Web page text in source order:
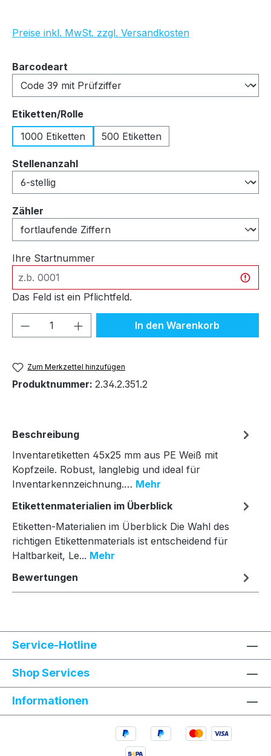
Preise inkl. MwSt. zzgl. Versandkosten
Barcodeart
Etiketten/Rolleauswählen
1000 Etiketten
500 Etiketten
Stellenanzahlauswählen
Zähler
Ihre Startnummer
Das Feld ist ein Pflichtfeld.
Produkt Anzahl: Gib denIn den Warenkorb
Zum Merkzettel hinzufügen
Produktnummer: 2.34.2.351.2
Beschreibung
Inventaretiketten 45x25 mm aus PE Weiß mit
Kopfzeile. Robust, langlebig und ideal für
Inventarkennzeichnung.… Mehr
Etikettenmaterialien im Überblick
Etiketten-Materialien im Überblick Die Wahl des
richtigen Etikettenmaterials ist entscheidend für
Haltbarkeit, Le... Mehr
Bewertungen
Service-Hotline
Shop Services
Informationen